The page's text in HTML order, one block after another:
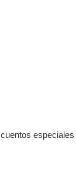
especiales